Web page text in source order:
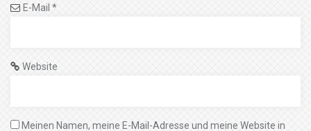
E-Mail *
Website
Meinen Namen, meine E-Mail-Adresse und meine Website in